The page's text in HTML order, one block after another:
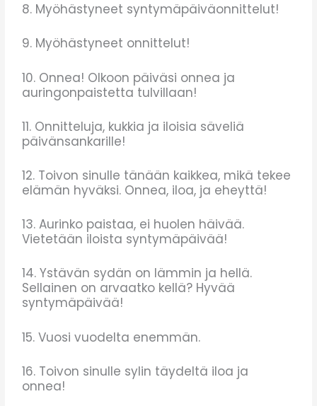
8. Myöhästyneet syntymäpäiväonnittelut!
9. Myöhästyneet onnittelut!
10. Onnea! Olkoon päiväsi onnea ja
auringonpaistetta tulvillaan!
11. Onnitteluja, kukkia ja iloisia säveliä
päivänsankarille!
12. Toivon sinulle tänään kaikkea, mikä tekee
elämän hyväksi. Onnea, iloa, ja eheyttä!
13. Aurinko paistaa, ei huolen häivää.
Vietetään iloista syntymäpäivää!
14. Ystävän sydän on lämmin ja hellä.
Sellainen on arvaatko kellä? Hyvää
syntymäpäivää!
15. Vuosi vuodelta enemmän.
16. Toivon sinulle sylin täydeltä iloa ja
onnea!